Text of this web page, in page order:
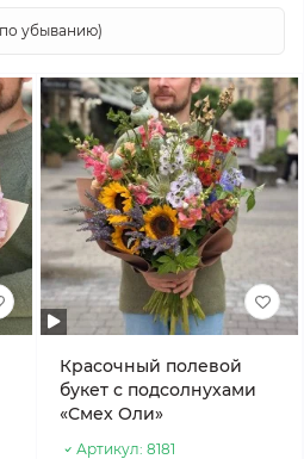
Красочный полевой
букет с подсолнухами
«Смех Оли»
Артикул: 8181